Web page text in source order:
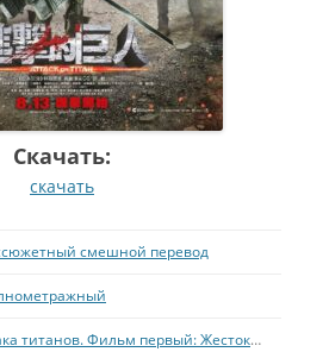
Скачать:
скачать
смешной перевод
Атака титанов. Фильм первый: Жестокий мир